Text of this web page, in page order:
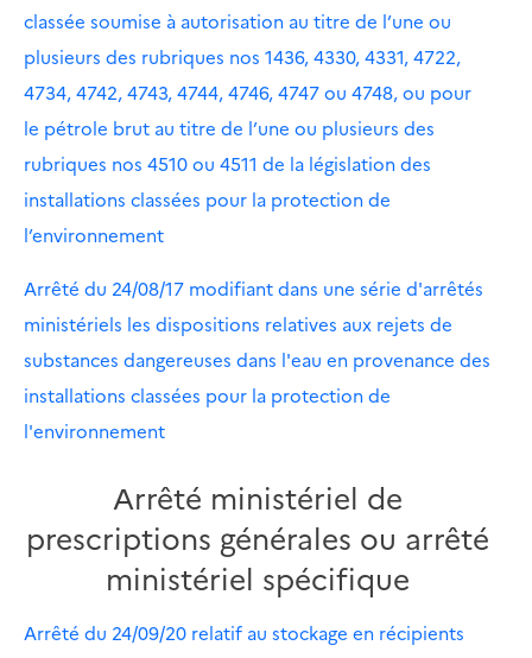
classée soumise à autorisation au titre de l’une ou
plusieurs des rubriques nos 1436, 4330, 4331, 4722,
4734, 4742, 4743, 4744, 4746, 4747 ou 4748, ou pour
le pétrole brut au titre de l’une ou plusieurs des
rubriques nos 4510 ou 4511 de la législation des
installations classées pour la protection de
l’environnement
Arrêté du 24/08/17 modifiant dans une série d'arrêtés
ministériels les dispositions relatives aux rejets de
substances dangereuses dans l'eau en provenance des
installations classées pour la protection de
l'environnement
Arrêté ministériel de
prescriptions générales ou arrêté
ministériel spécifique
Arrêté du 24/09/20 relatif au stockage en récipients